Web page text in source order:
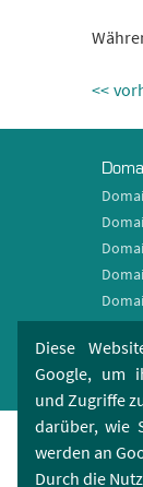
Diese
Google, um
und Zugriffe
darüber, wie
werden an
Durch die